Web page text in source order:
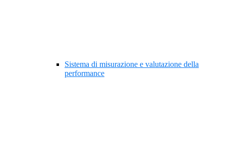
Sistema di misurazione e valutazione della
performance